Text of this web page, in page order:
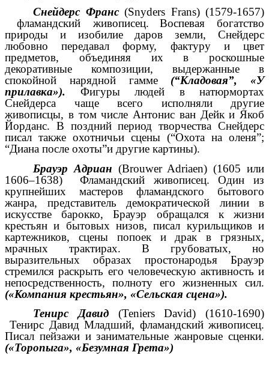
Снейдерс Франс(Snyders Frans) (1579-1657)
фламандский живописец.
Воспевая богатство
природы и изобилие даров земли, Снейдерс
любовно передавал форму, фактуру и цвет
предметов, объединяя их в роскошные
декоративные композиции, выдержанные в
спокойной нарядной гамме (“Кладовая”, «У
прилавка»). Фигуры людей в натюрмортах
Снейдерса чаще всего исполняли другие
живописцы, в том числе Антонис ван Дейк и Якоб
Йорданс. В поздний период творчества Снейдерс
писал также охотничьи сцены (“Охота на оленя”;
“Диана после охоты”и другие картины).
Брауэр Адриан (Brouwer Adriaen) (1605 или
1606–1638) Фламандский живописец. Один из
крупнейших мастеров фламандского бытового
жанра, представитель демократической линии в
искусстве барокко, Брауэр обращался к жизни
крестьян и бытовых низов, писал курильщиков и
картежников, сцены попоек и драк в грязных,
мрачных трактирах. В грубоватых, но
выразительных образах простонародья Брауэр
стремился раскрыть его человеческую активность и
непосредственность, полноту его жизненных сил.
(«Компания крестьян», «Сельская сцена»).
Тенирс Давид(Teniers David) (1610-1690)
Тенирс Давид Младший, фламандский живописец.
Писал пейзажи и занимательные жанровые сценки.
(«Торопыга», «Безумная Грета»)